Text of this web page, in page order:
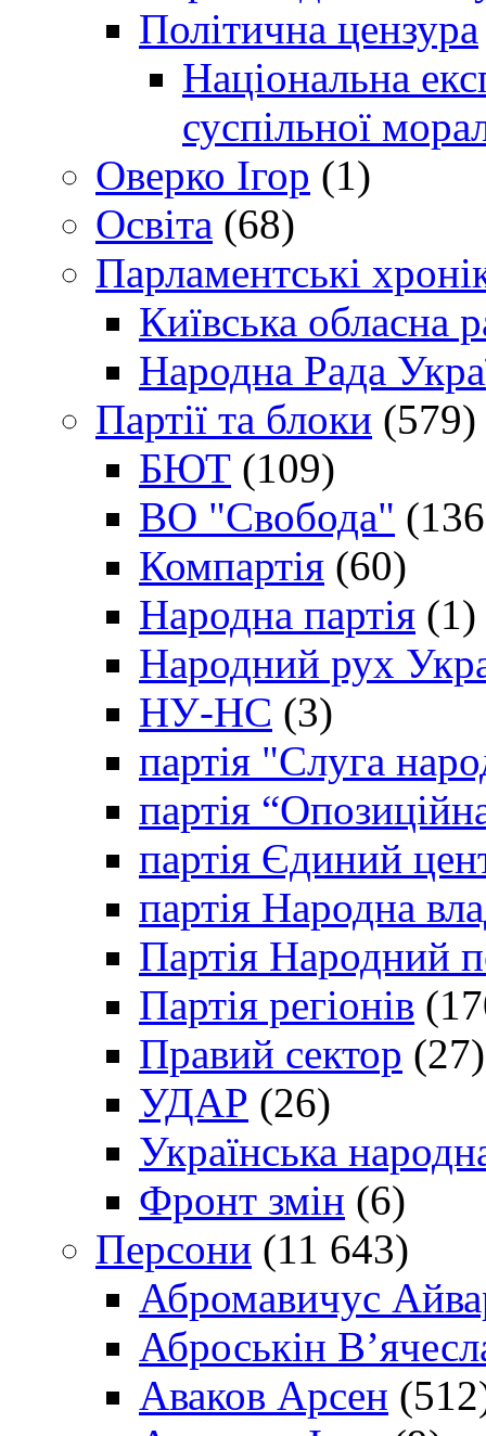
Політична цензура
Національна
суспільної
Оверко Ігор (1)
Освіта (68)
Парламентські
Київська обласна
Народна Рада
Партії та блоки (579)
БЮТ (109)
ВО "Свобода"
Компартія (60)
Народна партія (1)
Народний рух
НУ-НС (3)
партія "Слуга
партія
партія Єдиний
партія Народна
Партія Народний
Партія регіонів
Правий сектор (27)
УДАР (26)
Українська
Фронт змін (6)
Персони (11 643)
Абромавичус
Аброськін
Аваков Арсен